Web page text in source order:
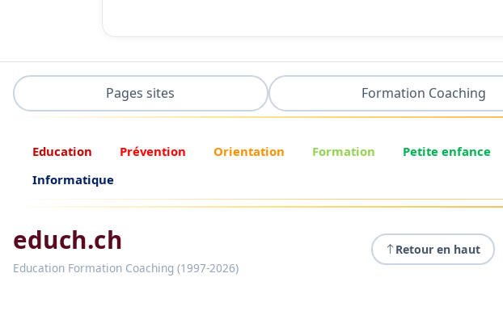
Pages sites Formation Coaching
Education Prévention Orientation Formation Petite enfance
Informatique
educh.ch
Education Formation Coaching (1997-2026)
Retour en haut